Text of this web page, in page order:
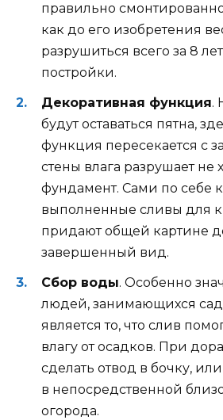
правильно
как до его изобретения
разрушиться всего за 8
постройки.
Декоративная функция.
будут оставаться пятна,
функция пересекается с
стены влага разрушает не
фундамент. Сами по себе
выполненные сливы для
придают общей картине
завершенный вид.
Сбор воды. Особенно
людей, занимающихся
является то, что слив
влагу от осадков. При
сделать отвод в бочку,
в непосредственной
огорода.